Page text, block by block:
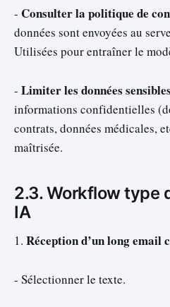
- Consulter la politique de
données sont envoyées au
Utilisées pour entraîner le
- Limiter les données sensibles
informations confidentielles
contrats, données médicales,
maîtrisée.
2.3. Workflow type
IA
1. Réception d’un long email
- Sélectionner le texte.